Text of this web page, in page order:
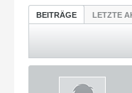
BEITRÄGE LETZTE